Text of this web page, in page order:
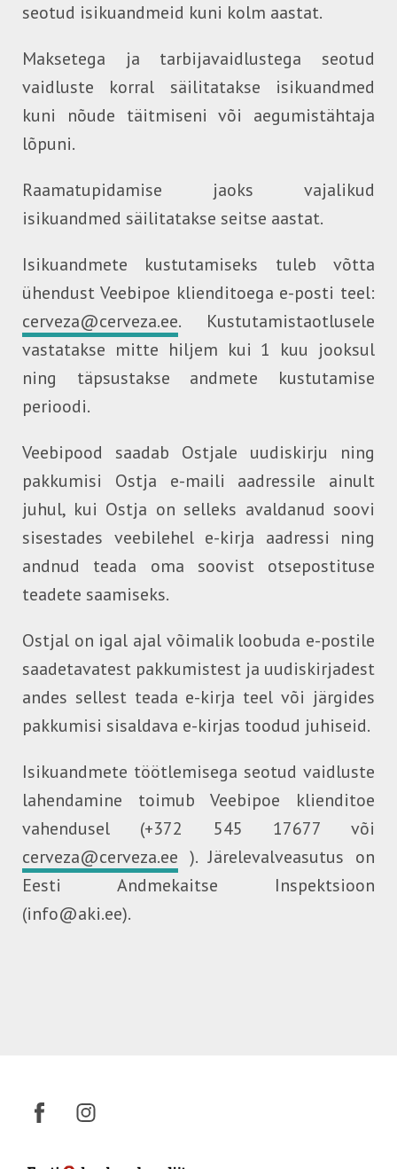
seotud isikuandmeid kuni kolm aastat.
Maksetega ja tarbijavaidlustega seotud
vaidluste korral säilitatakse isikuandmed
kuni nõude täitmiseni või aegumistähtaja
lõpuni.
Raamatupidamise jaoks vajalikud
isikuandmed säilitatakse seitse aastat.
Isikuandmete kustutamiseks tuleb võtta
ühendust Veebipoe klienditoega e-posti teel:
cerveza@cerveza.ee. Kustutamistaotlusele
vastatakse mitte hiljem kui 1 kuu jooksul
ning täpsustakse andmete kustutamise
perioodi.
Veebipood saadab Ostjale uudiskirju ning
pakkumisi Ostja e-maili aadressile ainult
juhul, kui Ostja on selleks avaldanud soovi
sisestades veebilehel e-kirja aadressi ning
andnud teada oma soovist otsepostituse
teadete saamiseks.
Ostjal on igal ajal võimalik loobuda e-postile
saadetavatest pakkumistest ja uudiskirjadest
andes sellest teada e-kirja teel või järgides
pakkumisi sisaldava e-kirjas toodud juhiseid.
Isikuandmete töötlemisega seotud vaidluste
lahendamine toimub Veebipoe klienditoe
vahendusel (+372 545 17677 või
cerveza@cerveza.ee ). Järelevalveasutus on
Eesti Andmekaitse Inspektsioon
(info@aki.ee).